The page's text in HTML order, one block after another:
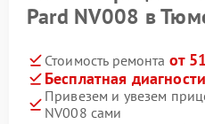
Pard NV008 в
Стоимость ремонта от
Бесплатная
Привезем и увезем
NV008 сами